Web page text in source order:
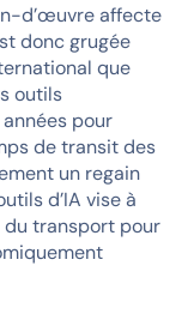
d’œuvre affecte
donc grugée
que
outils
pour
de transit des
un regain
d’IA vise à
transport pour